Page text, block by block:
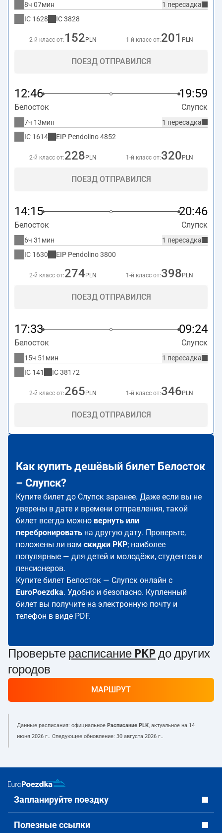
1 пересадка
8ч 07мин
IC 1628 IC3828
2-й класс от: 152 PLN 1-й класс от:201 PLN
ПОЕЗД ОТПРАВИЛСЯ
12:46 19:59
Белосток Слупск
1 пересадка
7ч 13мин
IC 1614 EIP Pendolino4852
2-й класс от:228 PLN 1-й класс от:320 PLN
ПОЕЗД ОТПРАВИЛСЯ
14:15 20:46
Белосток Слупск
1 пересадка
6ч 31мин
IC 1630 EIP Pendolino3800
2-й класс от:274 PLN 1-й класс от:398 PLN
ПОЕЗД ОТПРАВИЛСЯ
17:33 09:24
Белосток Слупск
1 пересадка
15ч 51мин
IC 141 IC38172
2-й класс от:265 PLN 1-й класс от:346 PLN
ПОЕЗД ОТПРАВИЛСЯ
Как купить дешёвый билет Белосток
– Слупск?
Купите билет до Слупск заранее. Даже если вы не
уверены в дате и времени отправления, такой
билет всегда можно вернуть или
перебронировать на другую дату. Проверьте,
положены ли вам скидки PKP; наиболее
популярные — для детей и молодёжи, студентов и
пенсионеров.
Купите билет Белосток — Слупск онлайн с
EuroPoezdka. Удобно и безопасно. Купленный
билет вы получите на электронную почту и
телефон в виде PDF.
Проверьте расписание PKP до других
городов
МАРШРУТ
Данные расписания: официальное Расписание PLK, актуальное на 14
июня 2026 г.. Следующее обновление: 30 августа 2026 г..
Запланируйте поездку
Полезные ссылки